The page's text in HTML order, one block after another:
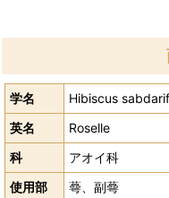
学名
Hibiscus
英名
Roselle
科
アオイ科
使用部
蕚、副蕚